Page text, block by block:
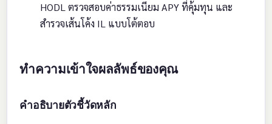
HODL ตรวจสอบค่าธรรมเนียม APY ที่คุ้มทุน และ
สำรวจเส้นโค้ง IL แบบโต้ตอบ
ทำความเข้าใจผลลัพธ์ของคุณ
คำอธิบายตัวชี้วัดหลัก